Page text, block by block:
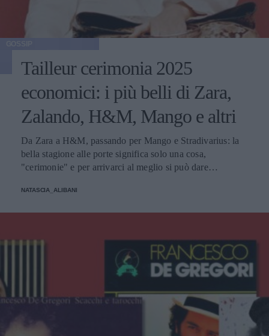
Tailleur cerimonia 2025
economici: i più belli di Zara,
Zalando, H&M, Mango e altri
Da Zara a H&M, passando per Mango e Stradivarius: la
bella stagione alle porte significa solo una cosa,
"cerimonie" e per arrivarci al meglio si può dare
NATASCIA_ALIBANI